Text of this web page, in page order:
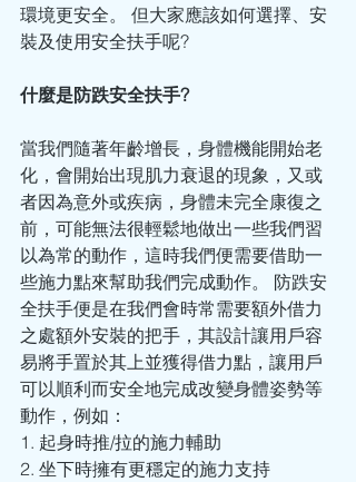
環境更安全。 但大家應該如何選擇、安
裝及使用安全扶手呢?
什麼是防跌安全扶手?
當我們隨著年齡增長，身體機能開始老
化，會開始出現肌力衰退的現象，又或
者因為意外或疾病，身體未完全康復之
前，可能無法很輕鬆地做出一些我們習
以為常的動作，這時我們便需要借助一
些施力點來幫助我們完成動作。 防跌安
全扶手便是在我們會時常需要額外借力
之處額外安裝的把手，其設計讓用戶容
易將手置於其上並獲得借力點，讓用戶
可以順利而安全地完成改變身體姿勢等
動作，例如：
1. 起身時推/拉的施力輔助
2. 坐下時擁有更穩定的施力支持